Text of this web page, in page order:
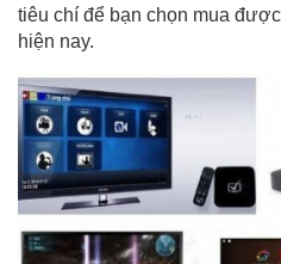
tiêu chí để bạn chọn mua
hiện nay.